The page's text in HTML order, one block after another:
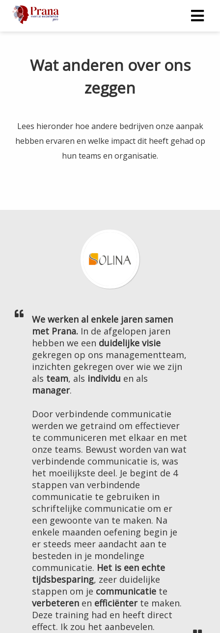
Wat anderen over ons
zeggen
Lees hieronder hoe andere bedrijven onze aanpak
hebben ervaren en welke impact dit heeft gehad op
hun teams en organisatie.
We werken al enkele jaren samen
met Prana.In de afgelopen jaren
hebben we een duidelijke visie
gekregen op ons managementteam,
inzichten gekregen over wie we zijn
als team, als individu en als
manager.
Door verbindende communicatie
werden we getraind om effectiever
te communiceren met elkaar en met
onze teams. Bewust worden van wat
verbindende communicatie is, was
het moeilijkste deel. Je begint de 4
stappen van verbindende
communicatie te gebruiken in
schriftelijke communicatie om er
een gewoonte van te maken. Na
enkele maanden oefening begin je
er steeds meer aandacht aan te
besteden in je mondelinge
communicatie. Het is een echte
tijdsbesparing, zeer duidelijke
stappen om je communicatiete
verbeterenen efficiënterte maken.
Deze training had en heeft direct
effect. Ik zou het aanbevelen.